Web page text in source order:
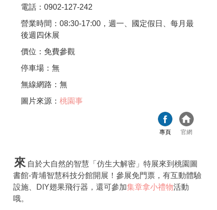
電話：0902-127-242
營業時間：08:30-17:00，週一、國定假日、每月最
後週四休展
價位：免費參觀
停車場：無
無線網路：無
圖片來源： 桃園事
專頁 官網
來 自於大自然的智慧「仿生大解密」特展來到桃園圖
書館-青埔智慧科技分館開展！參展免門票，有互動體驗
設施、DIY翅果飛行器，還可參加集章拿小禮物活動
哦。